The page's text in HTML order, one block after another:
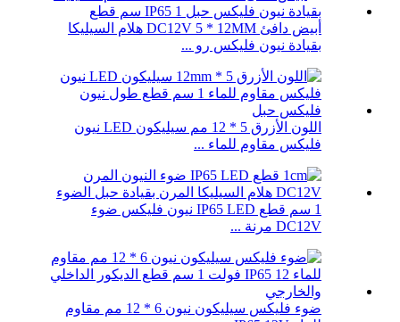
أبيض دافئ DC12V 5 * 12MM هلام السيليكا
بقيادة نيون فليكس رو ...
اللون الأزرق 5 * 12 مم سيليكون LED نيون
فليكس مقاوم للماء ...
1 سم قطع IP65 LED نيون فليكس ضوء
DC12V مرنة ...
ضوء فليكس سيليكون نيون 6 * 12 مم مقاوم